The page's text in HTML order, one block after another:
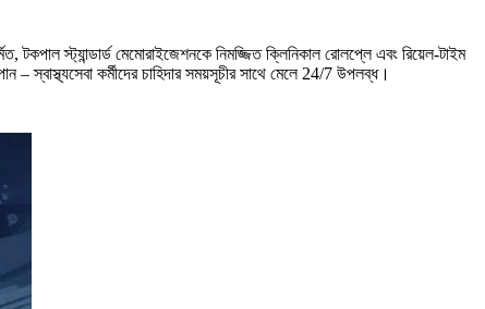
স্ট্যান্ডার্ড মেমোরাইজেশনকে নিমজ্জিত ক্লিনিকাল রোলপ্লে এবং রিয়েল-টাইম
– স্বাস্থ্যসেবা কর্মীদের চাহিদার সময়সূচীর সাথে মেলে 24/7 উপলব্ধ।